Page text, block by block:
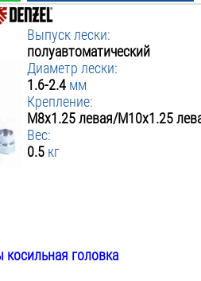
Выпуск лески:
полуавтоматический
Диаметр лески:
1.6-2.4 мм
Крепление:
М8х1.25 левая/М10х1.25
Вес:
0.5 кг
головка